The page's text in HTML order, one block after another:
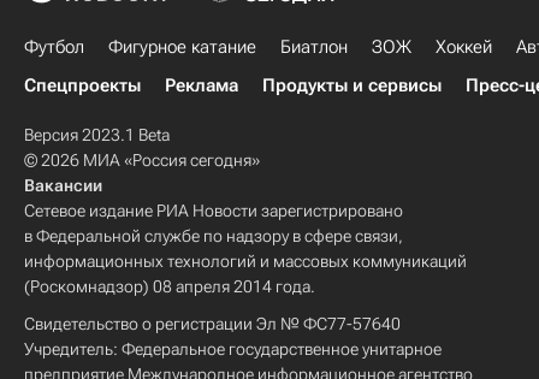
Футбол Фигурное катание Биатлон ЗОЖ Хоккей
Спецпроекты
Реклама Продукты и сервисы Пресс-
Версия 2023.1 Beta
© 2026 МИА «Россия сегодня»
Вакансии
Сетевое издание РИА Новости зарегистрировано
в Федеральной службе по надзору в сфере связи,
информационных технологий и массовых коммуникаций
(Роскомнадзор) 08 апреля 2014 года.
Свидетельство о регистрации Эл № ФС77-57640
Учредитель: Федеральное государственное унитарное
предприятие Международное информационное агентство